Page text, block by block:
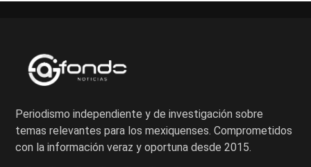
entradas
Periodismo independiente y de investigación sobre
temas relevantes para los mexiquenses. Comprometidos
con la información veraz y oportuna desde 2015.